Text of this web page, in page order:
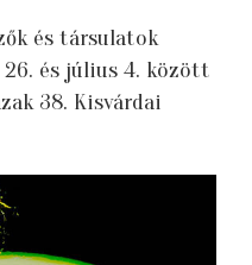
és társulatok
és július 4. között
38. Kisvárdai